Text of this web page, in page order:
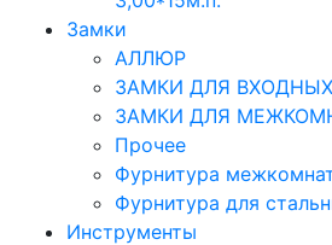
Замки
АЛЛЮР
ЗАМКИ ДЛЯ
ЗАМКИ ДЛЯ
Прочее
Фурнитура
Фурнитура для
Инструменты